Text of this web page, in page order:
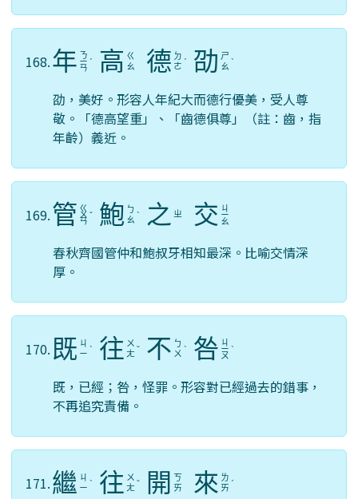
168.年 ㄋ
ㄧ
ㄢ
ˊ 高 ㄍ
ㄠ
德 ㄉ
ㄜ ˊ 劭 ㄕ
ㄠ ˋ
劭，美好。形容人年紀大而德行優美，受人尊
敬。「德高望重」、「齒德俱尊」（註：齒，指
年齡）義近。
169.管 ㄍ
ㄨ
ㄢ
ˇ 鮑 ㄅ
ㄠ ˋ 之 ㄓ 交 ㄐ
ㄧ
ㄠ
春秋齊國管仲和鮑叔牙相知最深。比喻交情深
厚。
170. 既 ㄐ
ㄧ ˋ 往 ㄨ
ㄤ ˇ 不 ㄅ
ㄨ ˋ 咎 ㄐ
ㄧ
ㄡ
ˋ
既，已經；咎，怪罪。形容對已經過去的錯事，
不再追究責備。
171.繼 ㄐ
ㄧ ˋ 往 ㄨ
ㄤ ˇ 開
ㄎ
ㄞ
來 ㄌ
ㄞ ˊ